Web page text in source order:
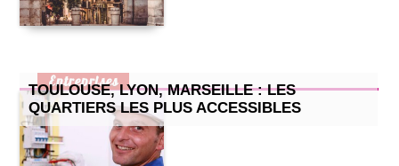
TOULOUSE, LYON, MARSEILLE : LES
QUARTIERS LES PLUS ACCESSIBLES
Entreprises